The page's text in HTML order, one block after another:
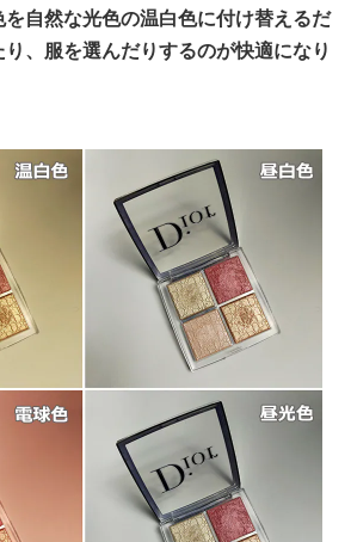
を自然な光色の温白色に付け替えるだ
、服を選んだりするのが快適になり